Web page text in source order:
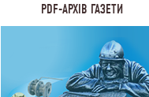
PDF-АРХІВ ГАЗЕТИ